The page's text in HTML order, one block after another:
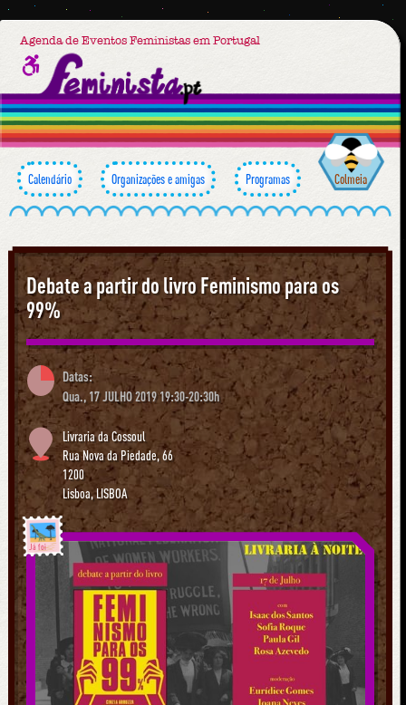
Agenda de Eventos Feministas em Portugal
Calendário Organizações e amigas Programas Colmeia
Debate a partir do livro Feminismo para os
99%
Datas:
Qua., 17 JULHO 2019 19:30-20:30h
Livraria da Cossoul
Rua Nova da Piedade, 66
1200
Lisboa,LISBOA
Já foi